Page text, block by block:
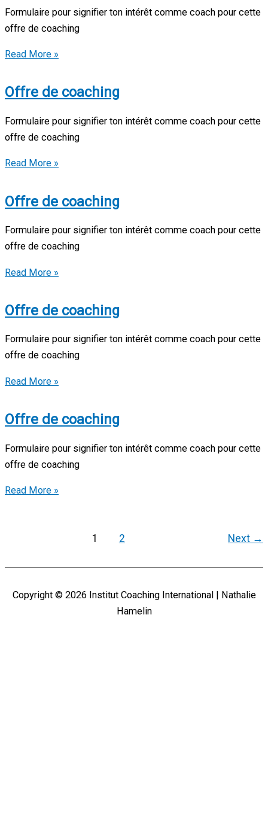
Formulaire pour signifier ton intérêt comme coach pour cette
offre de coaching
Offre
coaching
Read More »
Offre de coaching
Formulaire pour signifier ton intérêt comme coach pour cette
offre de coaching
Offre
coaching
Read More »
Offre de coaching
Formulaire pour signifier ton intérêt comme coach pour cette
offre de coaching
Offre
coaching
Read More »
Offre de coaching
Formulaire pour signifier ton intérêt comme coach pour cette
offre de coaching
Offre
coaching
Read More »
Offre de coaching
Formulaire pour signifier ton intérêt comme coach pour cette
offre de coaching
Offre
Read More »
1 2 Next →
Copyright © 2026 Institut Coaching International
| Nathalie
Hamelin